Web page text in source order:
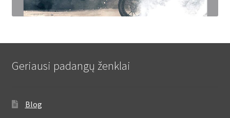
Geriausi padangų ženklai
Blog